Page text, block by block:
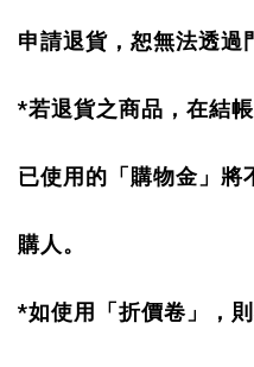
申請退貨，恕無法透過
*若退貨之商品，在結
已使用的「購物金」將
購人。
*如使用「折價卷」，